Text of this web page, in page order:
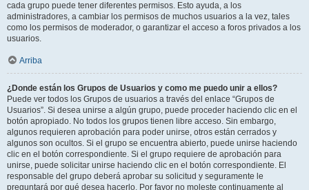
cada grupo puede tener diferentes permisos. Esto ayuda, a los
administradores, a cambiar los permisos de muchos usuarios a la vez, tales
como los permisos de moderador, o garantizar el acceso a foros privados a los
usuarios.
Arriba
¿Donde están los Grupos de Usuarios y como me puedo unir a ellos?
Puede ver todos los Grupos de usuarios a través del enlace “Grupos de
Usuarios”. Si desea unirse a algún grupo, puede proceder haciendo clic en el
botón apropiado. No todos los grupos tienen libre acceso. Sin embargo,
algunos requieren aprobación para poder unirse, otros están cerrados y
algunos son ocultos. Si el grupo se encuentra abierto, puede unirse haciendo
clic en el botón correspondiente. Si el grupo requiere de aprobación para
unirse, puede solicitar unirse haciendo clic en el botón correspondiente. El
responsable del grupo deberá aprobar su solicitud y seguramente le
preguntará por qué desea hacerlo. Por favor no moleste continuamente al